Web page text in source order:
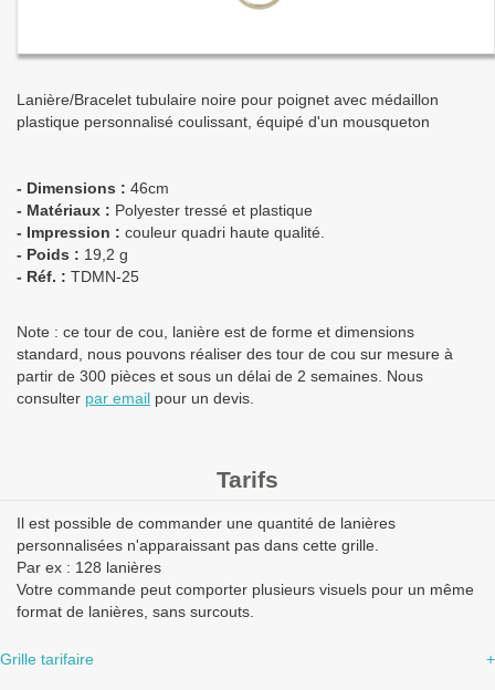
Lanière/Bracelet tubulaire noire pour poignet avec médaillon
plastique personnalisé coulissant, équipé d'un mousqueton
- Dimensions : 46cm
- Matériaux : Polyester tressé et plastique
- Impression : couleur quadri haute qualité.
- Poids : 19,2 g
- Réf. : TDMN-25
Note : ce tour de cou, lanière est de forme et dimensions
standard, nous pouvons réaliser des tour de cou sur mesure à
partir de 300 pièces et sous un délai de 2 semaines. Nous
consulter par email pour un devis.
Tarifs
Il est possible de commander une quantité de lanières
personnalisées n'apparaissant pas dans cette grille.
Par ex : 128 lanières
Votre commande peut comporter plusieurs visuels pour un même
format de lanières, sans surcouts.
Grille tarifaire +